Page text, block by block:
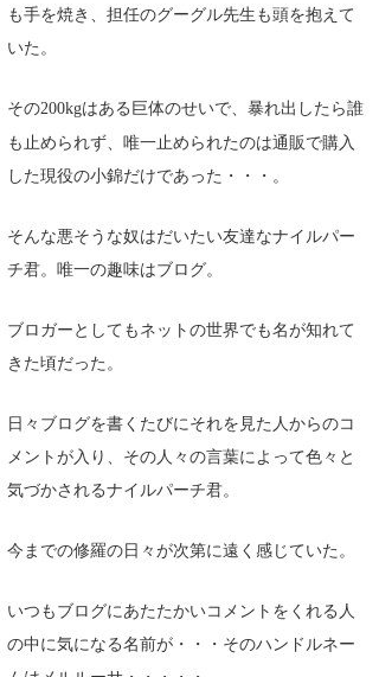
も手を焼き、担任のグーグル先生も頭を抱えて
いた。
その200kgはある巨体のせいで、暴れ出したら誰
も止められず、唯一止められたのは通販で購入
した現役の小錦だけであった・・・。
そんな悪そうな奴はだいたい友達なナイルパー
チ君。唯一の趣味はブログ。
ブロガーとしてもネットの世界でも名が知れて
きた頃だった。
日々ブログを書くたびにそれを見た人からのコ
メントが入り、その人々の言葉によって色々と
気づかされるナイルパーチ君。
今までの修羅の日々が次第に遠く感じていた。
いつもブログにあたたかいコメントをくれる人
の中に気になる名前が・・・そのハンドルネー